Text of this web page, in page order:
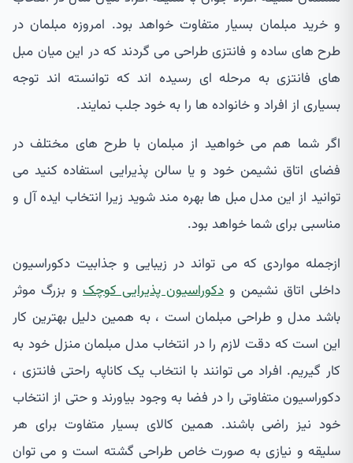
و خرید مبلمان بسیار متفاوت خواهد بود. امروزه مبلمان در
طرح های ساده و فانتزی طراحی می گردند که در این میان مبل
های فانتزی به مرحله ای رسیده اند که توانسته اند توجه
بسیاری از افراد و خانواده ها را به خود جلب نمایند.
اگر شما هم می خواهید از مبلمان با طرح های مختلف در
فضای اتاق نشیمن خود و یا سالن پذیرایی استفاده کنید می
توانید از این مدل مبل ها بهره مند شوید زیرا انتخاب ایده آل و
مناسبی برای شما خواهد بود.
ازجمله مواردی که می تواند در زیبایی و جذابیت دکوراسیون
داخلی اتاق نشیمن و دکوراسیون پذیرایی کوچک و بزرگ موثر
باشد مدل و طراحی مبلمان است ، به همین دلیل بهترین کار
این است که دقت لازم را در انتخاب مدل مبلمان منزل خود به
کار گیریم. افراد می توانند با انتخاب یک کاناپه راحتی فانتزی ،
دکوراسیون متفاوتی را در فضا به وجود بیاورند و حتی از انتخاب
خود نیز راضی باشند. همین کالای بسیار متفاوت برای هر
سلیقه و نیازی به صورت خاص طراحی گشته است و می توان